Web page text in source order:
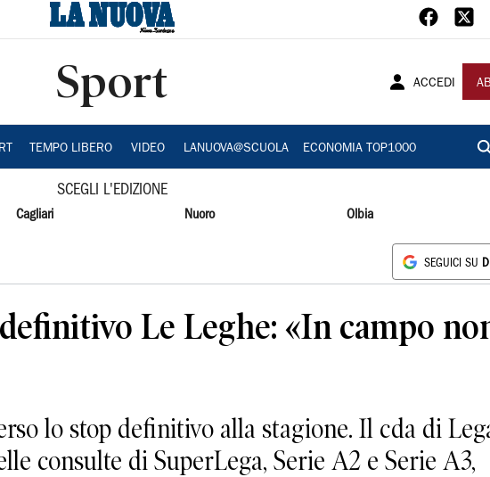
Sport ACCEDI
TEMPO LIBERO VIDEO LANUOVA@SCUOLA ECONOMIA TOP1000
SCEGLI L'EDIZIONE
Cagliari Nuoro Olbia
SEGUICI SU
Le Leghe: «In campo
lo stop definitivo alla stagione. Il cda di
consulte di SuperLega, Serie A2 e Serie A3,